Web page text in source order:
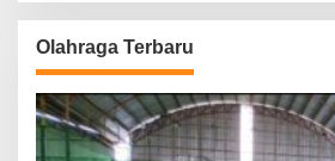
Olahraga Terbaru